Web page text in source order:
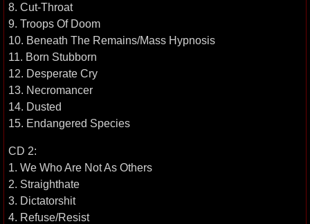
8. Cut-Throat
9. Troops Of Doom
10. Beneath The Remains/Mass Hypnosis
11. Born Stubborn
12. Desperate Cry
13. Necromancer
14. Dusted
15. Endangered Species
CD 2:
1. We Who Are Not As Others
2. Straighthate
3. Dictatorshit
4. Refuse/Resist